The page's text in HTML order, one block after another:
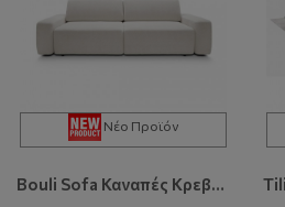
Νέο Προϊόν
Bouli Sofa Καναπές Κρεβάτι Με Αποθηκευτικό Χώρο